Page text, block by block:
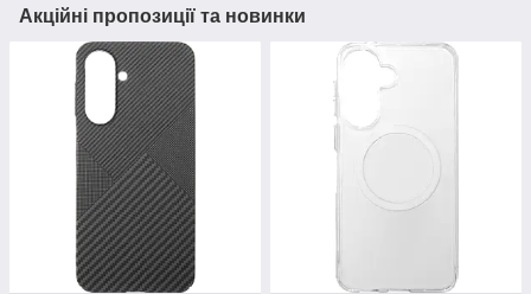
Акційні пропозиції та новинки